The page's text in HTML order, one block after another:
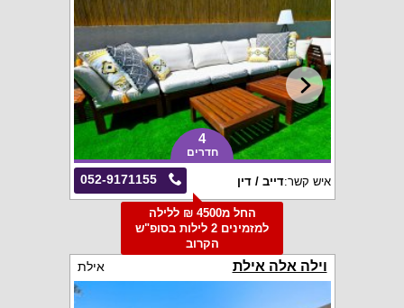
4
חדרים
052-9171155 איש קשר:דייב / דין
החל מ4500 ₪ ללילה
למזמינים 2 לילות בסופ"ש
הקרוב
וילה אלה אילת אילת